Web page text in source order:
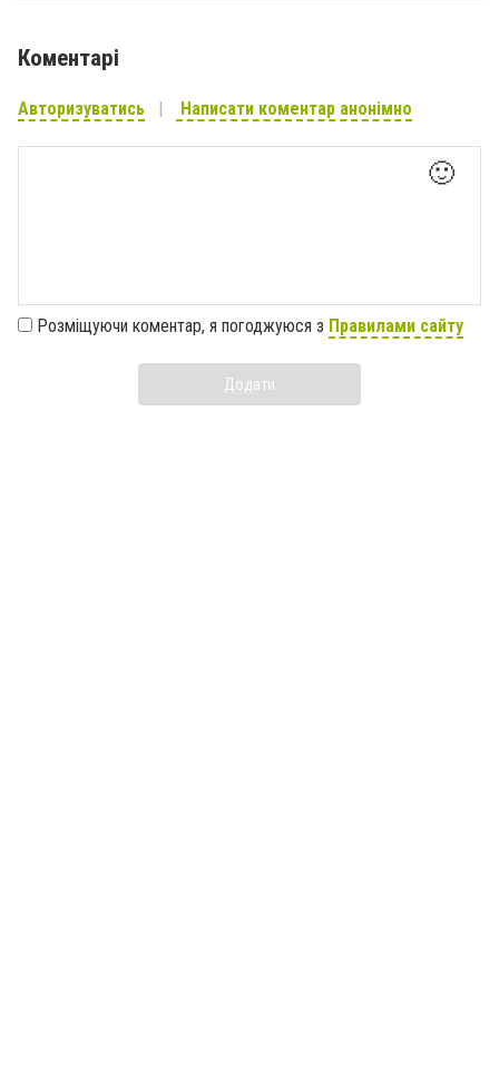
Коментарі
Авторизуватись Написати коментар анонімно
🙂
Розміщуючи коментар, я погоджуюся з Правилами сайту
Додати